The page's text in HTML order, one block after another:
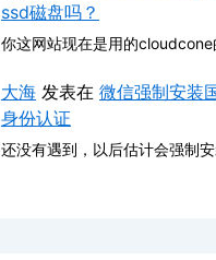
ssd磁盘吗？
你这网站现在是用的
大海 发表在 微信强制安装
身份认证
还没有遇到，以后估计会强制安